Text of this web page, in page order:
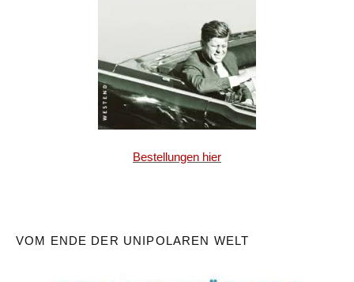
Bestellungen hier
VOM ENDE DER UNIPOLAREN WELT